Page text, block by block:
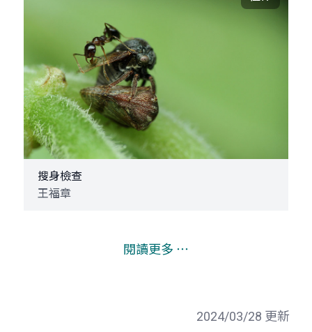
搜身檢查
王福章
閱讀更多 ⋯
2024/03/28 更新